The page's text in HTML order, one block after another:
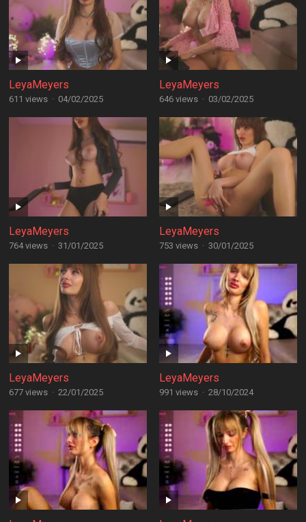
LeyaMeyers
611 views · 04/02/2025
LeyaMeyers
646 views · 03/02/2025
LeyaMeyers
764 views · 31/01/2025
LeyaMeyers
753 views · 30/01/2025
LeyaMeyers
677 views · 22/01/2025
LeyaMeyers
991 views · 28/10/2024